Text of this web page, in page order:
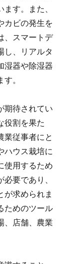
す。また、
カビの発生を
、スマートデ
し、リアルタ
湿器や除湿器
。
期待されてい
役割を果た
業従事者にと
ハウス栽培に
使用するため
要であり、
が求められま
ためのツール
、店舗、農業